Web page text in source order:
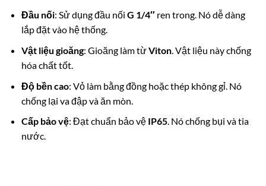
Đầu nối: Sử dụng đầu nối G 1/4″ren trong. Nó dễ dàng
lắp đặt vào hệ thống.
Vật liệu gioăng: Gioăng làm từViton. Vật liệu này chống
hóa chất tốt.
Độ bền cao: Vỏ làm bằng đồng hoặc thép không gỉ. Nó
chống lại va đập và ăn mòn.
Cấp bảo vệ: Đạt chuẩn bảo vệ IP65. Nó chống bụi và tia
nước.